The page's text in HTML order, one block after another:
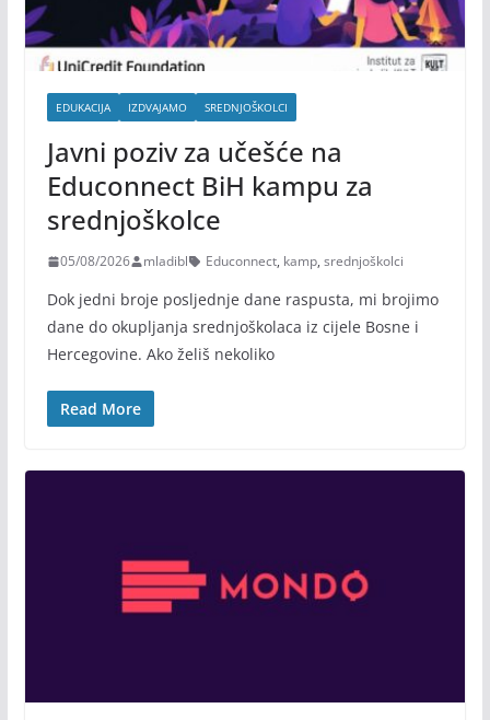
EDUKACIJA IZDVAJAMO SREDNJOŠKOLCI
Javni poziv za učešće na
Educonnect BiH kampu za
srednjoškolce
05/08/2026 mladibl Educonnect, kamp, srednjoškolci
Dok jedni broje posljednje dane raspusta, mi brojimo
dane do okupljanja srednjoškolaca iz cijele Bosne i
Hercegovine. Ako želiš nekoliko
Read More